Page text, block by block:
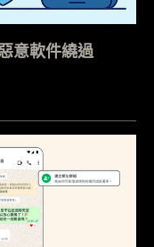
意軟件繞過